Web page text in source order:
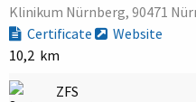
Klinikum Nürnberg, 90471
Certificate
Website
10,2 km
ZFS